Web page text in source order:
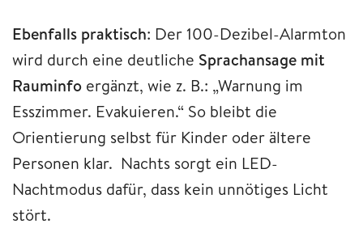
Ebenfalls praktisch: Der 100-Dezibel-Alarmton
wird durch eine deutliche Sprachansage mit
Rauminfo ergänzt, wie z. B.: „Warnung im
Esszimmer. Evakuieren.“ So bleibt die
Orientierung selbst für Kinder oder ältere
Personen klar. Nachts sorgt ein LED-
Nachtmodus dafür, dass kein unnötiges Licht
stört.